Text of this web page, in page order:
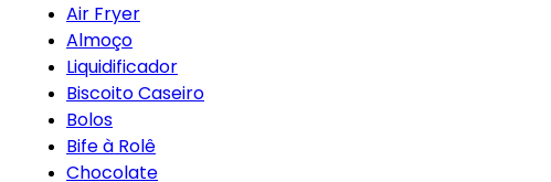
Air Fryer
Almoço
Liquidificador
Biscoito Caseiro
Bolos
Bife à Rolê
Chocolate